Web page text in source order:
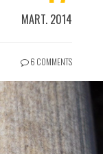
MART. 2014
6 COMMENTS